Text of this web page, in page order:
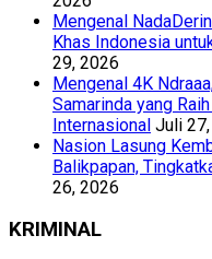
Mengenal
Khas Indonesia
29, 2026
Mengenal 4K
Samarinda yang
Internasional Juli
Nasion Lasung
Balikpapan,
26, 2026
KRIMINAL